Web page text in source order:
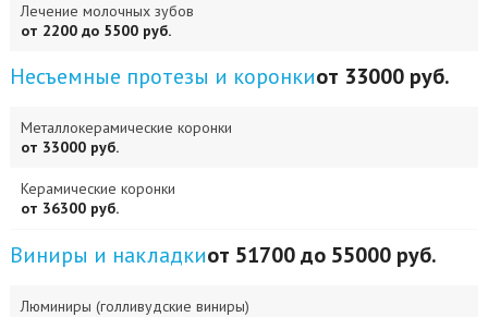
Лечение молочных зубов
от 2200 до 5500 руб.
Несъемные протезы и коронкиот 33000 руб.
Металлокерамические коронки
от 33000 руб.
Керамические коронки
от 36300 руб.
Виниры и накладкиот 51700 до 55000 руб.
Люминиры (голливудские виниры)